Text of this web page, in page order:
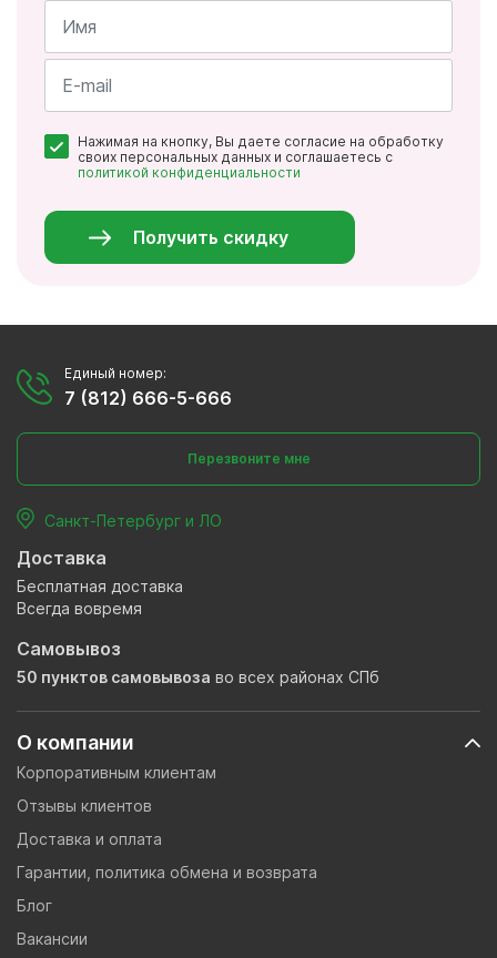
Имя
*
Нажимая на кнопку, Вы даете согласие на обработку
своих персональных данных и соглашаетесь с
политикой конфиденциальности
Получить скидку
О компании
Корпоративным клиентам
Отзывы клиентов
Доставка и оплата
Гарантии, политика обмена и возврата
Блог
Вакансии
Единый номер:
7 (812) 666-5-666
Перезвоните мне
Санкт-Петербург и ЛО
Доставка
Бесплатная доставка
Всегда вовремя
Самовывоз
50 пунктов самовывоза во всех районах СПб